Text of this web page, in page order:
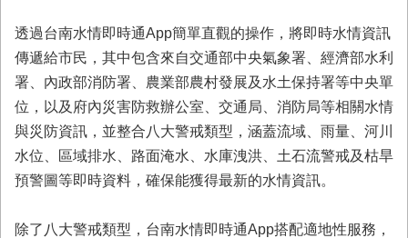
導
覽
回
首
頁
市
府
透過台南水情即時通App簡單直觀的操作，將即時水情資訊
傳遞給市民，其中包含來自交通部中央氣象署、經濟部水利
署、內政部消防署、農業部農村發展及水土保持署等中央單
位，以及府內災害防救辦公室、交通局、消防局等相關水情
與災防資訊，並整合八大警戒類型，涵蓋流域、雨量、河川
水位、區域排水、路面淹水、水庫洩洪、土石流警戒及枯旱
預警圖等即時資料，確保能獲得最新的水情資訊。
除了八大警戒類型，台南水情即時通App搭配適地性服務，